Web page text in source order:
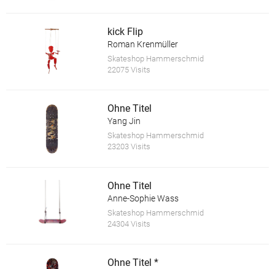
kick Flip
Roman Krenmüller
Skateshop Hammerschmid
22075 Visits
Ohne Titel
Yang Jin
Skateshop Hammerschmid
23203 Visits
Ohne Titel
Anne-Sophie Wass
Skateshop Hammerschmid
24304 Visits
Ohne Titel *